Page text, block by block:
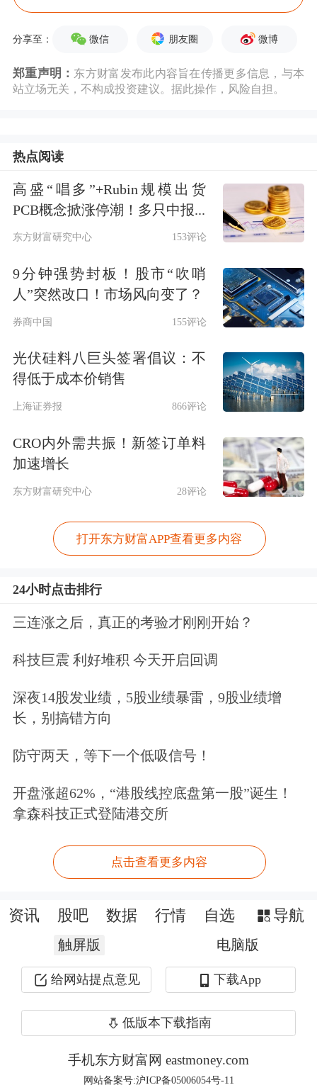
“左口袋是储蓄账户稳健增值，右口袋
保明天用，不限社保，100%报销！”近
一款即将下架的“薅羊毛”产品。这类营
道，将大量消费者吸引至一款名为“特
定疾病保险”、实则更像理财账户的产
品面前。
拆解产品条款可以发现，这类产品具有
的增值逻辑，保单现金价值积累速度远
超常规健康险。多数产品投保后第四至
时支持减保、保单贷款，资金灵活性对
标主流储蓄型保险。二是附加无门槛、
比例给付医疗额度，适用场景从门诊、
摩、牙齿整形、体检、儿童
配镜等非刚需消费场景，且未用完的额
度可累积增值。
这种结构设计让产品收益“出圈”。在当
前人身险预定利率已降至2%左右的背
景下，普通增额终身寿险实际内部收益
率（IRR）普遍维持在1.9%上下。但以
平安岁月长安·特定疾病保险为例，投
保案例测算显示：为0岁女孩投保，年
交5000元、交10年，若每年用尽医疗金
47695元，对应IRR约为4.99%，折算单
利约6.27%。另有一款中介平台产品宣
称IRR达5.65%，若叠加个税抵扣更可
升至6.26%。
“这些产品虽然名为特定疾病保险，但
分享至： 微信 朋友圈 微博
郑重声明： 东方财富发布此内容旨在传播更多信息，与本
站立场无关，不构成投资建议。据此操作，风险自担。
热点阅读
高盛“唱多”+Rubin规模出货
PCB概念掀涨停潮！多只中报...
东方财富研究中心 153评论
9分钟强势封板！股市“吹哨
人”突然改口！市场风向变了？
券商中国 155评论
光伏硅料八巨头签署倡议：不
得低于成本价销售
上海证券报 866评论
CRO内外需共振！新签订单料
加速增长
东方财富研究中心 28评论
打开东方财富APP查看更多内容
24小时点击排行
三连涨之后，真正的考验才刚刚开始？
科技巨震 利好堆积 今天开启回调
深夜14股发业绩，5股业绩暴雷，9股业绩增
长，别搞错方向
防守两天，等下一个低吸信号！
开盘涨超62%，“港股线控底盘第一股”诞生！
拿森科技正式登陆港交所
点击查看更多内容
资讯 股吧 数据 行情 自选 导航
触屏版 电脑版
给网站提点意见 下载App
低版本下载指南
手机东方财富网 eastmoney.com
网站备案号:沪ICP备05006054号-11